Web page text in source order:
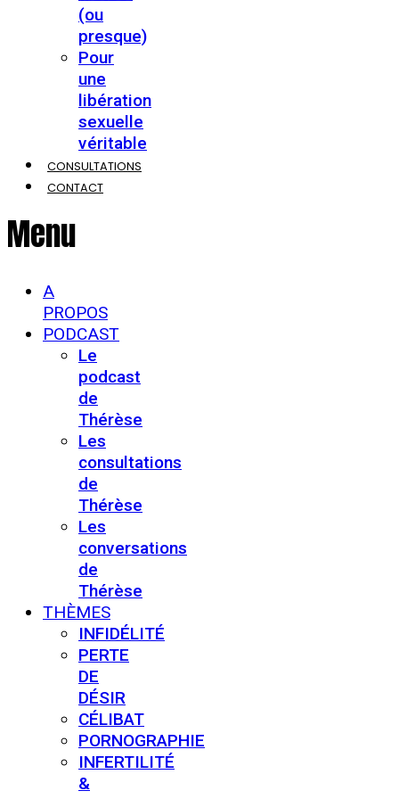
(ou
presque)
Pour
une
libération
sexuelle
véritable
CONSULTATIONS
CONTACT
Menu
A
PROPOS
PODCAST
Le
podcast
de
Thérèse
Les
consultations
de
Thérèse
Les
conversations
de
Thérèse
THÈMES
INFIDÉLITÉ
PERTE
DE
DÉSIR
CÉLIBAT
PORNOGRAPHIE
INFERTILITÉ
&